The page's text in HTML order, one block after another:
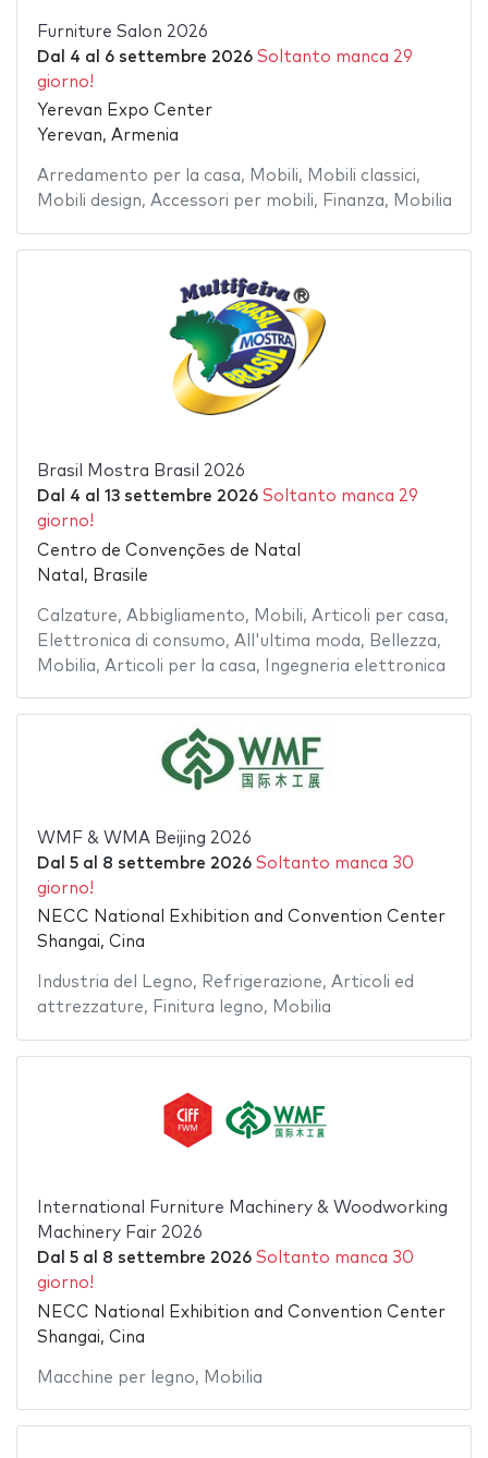
Furniture Salon 2026
Dal 4 al 6 settembre 2026 Soltanto manca 29
giorno!
Yerevan Expo Center
Yerevan, Armenia
Arredamento per la casa, Mobili, Mobili classici,
Mobili design, Accessori per mobili, Finanza, Mobilia
Brasil Mostra Brasil 2026
Dal 4 al 13 settembre 2026 Soltanto manca 29
giorno!
Centro de Convenções de Natal
Natal, Brasile
Calzature, Abbigliamento, Mobili, Articoli per casa,
Elettronica di consumo, All'ultima moda, Bellezza,
Mobilia, Articoli per la casa, Ingegneria elettronica
WMF & WMA Beijing 2026
Dal 5al 8 settembre 2026 Soltanto manca 30
giorno!
NECC National Exhibition and Convention Center
Shangai, Cina
Industria del Legno, Refrigerazione, Articoli ed
attrezzature, Finitura legno, Mobilia
International Furniture Machinery & Woodworking
Machinery Fair 2026
Dal 5al 8 settembre 2026 Soltanto manca 30
giorno!
NECC National Exhibition and Convention Center
Shangai, Cina
Macchine per legno, Mobilia